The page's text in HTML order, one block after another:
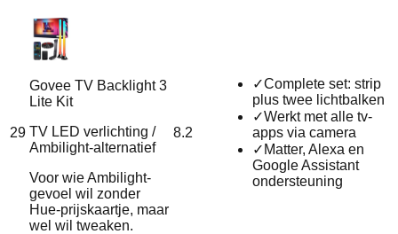
29
Govee TV Backlight 3
Lite Kit
TV LED verlichting /
Ambilight-alternatief
Voor wie Ambilight-
gevoel wil zonder
Hue-prijskaartje, maar
wel wil tweaken.
8.2
✓Complete set: strip
plus twee lichtbalken
✓Werkt met alle tv-
apps via camera
✓ Matter, Alexa en
Google Assistant
ondersteuning